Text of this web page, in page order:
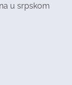
u srpskom